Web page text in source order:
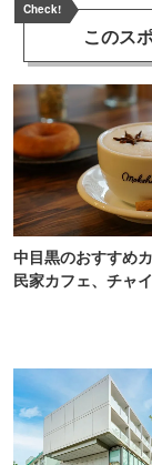
Check!
このス
中目黒のおすすめ
民家カフェ、チャ